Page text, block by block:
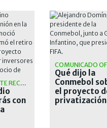
TRAS EL FUERTE RECHAZO
con
COMUNICADO
Qué dijo la
Conmebol
el proyecto
privatización